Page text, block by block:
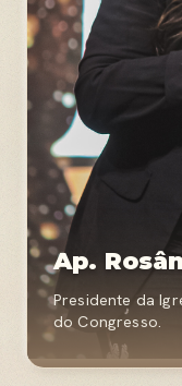
Ap.
Presidente da
do Congresso.